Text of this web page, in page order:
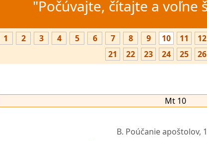
"Počúvajte, čítajte a voľne
1 2 3 4 5 6 7 8 9 10 11 12
21
22 23 24 25 26
Mt 10
B. Poúčanie apoštolov,